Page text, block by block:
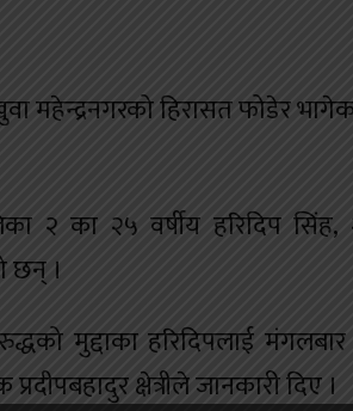
महेन्द्रनगरको हिरासत फोडेर
२ का २५ वर्षीय हरिदिप
छन् ।
मुद्दाका हरिदिपलाई
क्षेत्रीले जानकारी दिए ।